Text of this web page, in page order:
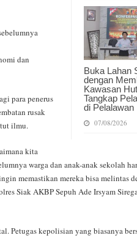
Buka Lahan
dengan
Kawasan
Tangkap
di Pelalawan
07/08/2026
dan
para penerus
rusak
ilmu.
kita
warga dan anak-anak sekolah
memastikan mereka bisa melintas
Siak AKBP Sepuh Ade Irsyam
Petugas kepolisian yang biasanya